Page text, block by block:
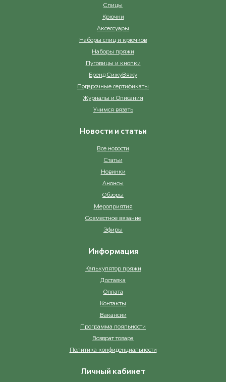
Спицы
Крючки
Аксессуары
Наборы спиц и крючков
Наборы пряжи
Пуговицы и кнопки
Бренд СижуВяжу
Подарочные сертификаты
Журналы и Описания
Учимся вязать
Новости и статьи
Все новости
Статьи
Новинки
Анонсы
Обзоры
Мероприятия
Совместное вязание
Эфиры
Информация
Калькулятор пряжи
Доставка
Оплата
Контакты
Вакансии
Программа лояльности
Возврат товара
Политика конфиденциальности
Личный кабинет